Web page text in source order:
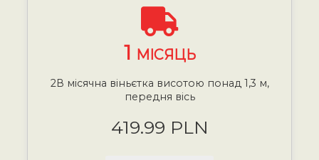
1 МІСЯЦЬ
2В місячна віньєтка висотою понад 1,3 м,
передня вісь
419.99 PLN